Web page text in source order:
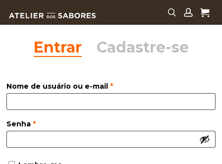
Entrar Cadastre-se
Nome de usuário ou e-mail *
Senha *